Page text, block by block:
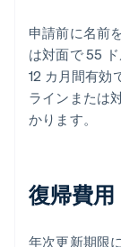
申請前に名前
は対面で 55
12 カ月間有効
ラインまたは
かります。
復帰費用
年次更新期限